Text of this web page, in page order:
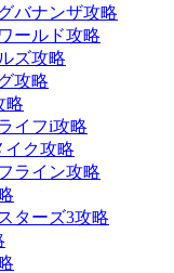
バナンザ攻略
ールド攻略
ズ攻略
攻略
略
イフi攻略
イク攻略
ライン攻略
ターズ3攻略